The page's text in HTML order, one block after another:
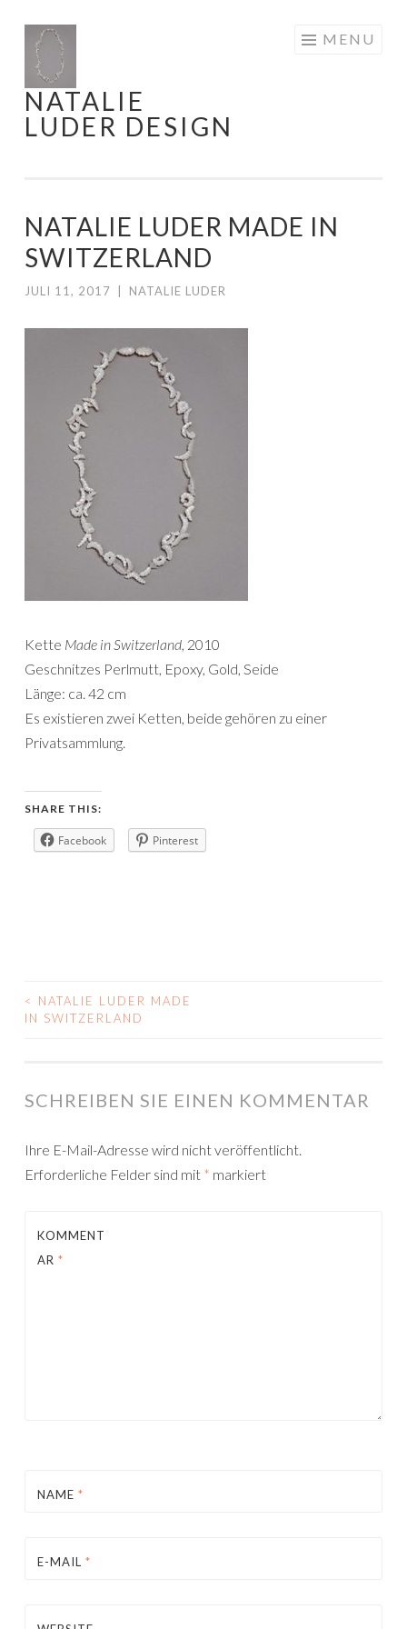
Skip
to
content
NATALIE
LUDER DESIGN
MENU
NATALIE LUDER MADE IN
SWITZERLAND
JULI 11, 2017 NATALIE LUDER
Kette Made in Switzerland, 2010
Geschnitzes Perlmutt, Epoxy, Gold, Seide
Länge: ca. 42 cm
Es existieren zwei Ketten, beide gehören zu einer
Privatsammlung.
SHARE THIS:
Facebook Pinterest
POST
<
NATALIE LUDER MADE
IN SWITZERLAND
SCHREIBEN SIE EINEN KOMMENTAR
Ihre E-Mail-Adresse wird nicht veröffentlicht.
Erforderliche Felder sind mit * markiert
KOMMENT
AR *
NAME *
E-MAIL *